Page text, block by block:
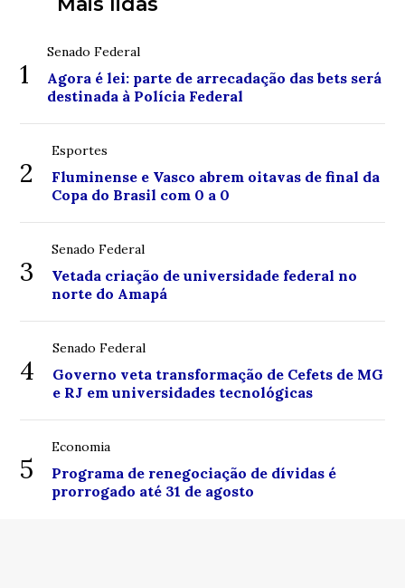
1
Senado Federal
Agora é lei: parte de arrecadação das bets será
destinada à Polícia Federal
2
Esportes
Fluminense e Vasco abrem oitavas de final da
Copa do Brasil com 0 a 0
3
Senado Federal
Vetada criação de universidade federal no
norte do Amapá
4
Senado Federal
Governo veta transformação de Cefets de MG
e RJ em universidades tecnológicas
5
Economia
Programa de renegociação de dívidas é
prorrogado até 31 de agosto